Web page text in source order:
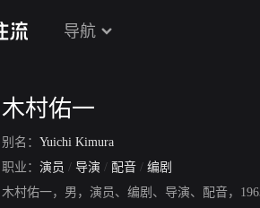
导航
木村佑一
别名： Yuichi Kimura
职业： 演员 / 导演 / 配音 / 编剧
木村佑一，男，演员、编剧、导演、配音，